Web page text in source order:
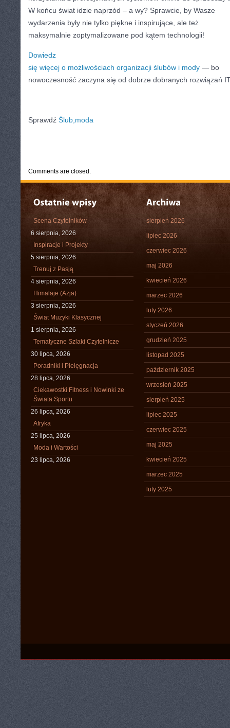
W końcu świat idzie naprzód – a wy? Sprawcie, by Wasze
wydarzenia były nie tylko piękne i inspirujące, ale też
maksymalnie zoptymalizowane pod kątem technologii!
Dowiedz
się więcej o możliwościach organizacji ślubów i mody — bo
nowoczesność zaczyna się od dobrze dobranych rozwiązań
Sprawdź Ślub,moda
Comments are closed.
Scena Czytelników
6 sierpnia, 2026
Inspiracje i Projekty
5 sierpnia, 2026
Trenuj z Pasją
4 sierpnia, 2026
Himalaje (Azja)
3 sierpnia, 2026
Świat Muzyki Klasycznej
1 sierpnia, 2026
Tematyczne Szlaki Czytelnicze
30 lipca, 2026
Poradniki i Pielęgnacja
28 lipca, 2026
Ciekawostki Fitness i Nowinki ze
Świata Sportu
26 lipca, 2026
Afryka
25 lipca, 2026
Moda i Wartości
23 lipca, 2026
sierpień 2026
lipiec 2026
czerwiec 2026
maj 2026
kwiecień 2026
marzec 2026
luty 2026
styczeń 2026
grudzień 2025
listopad 2025
październik 2025
wrzesień 2025
sierpień 2025
lipiec 2025
czerwiec 2025
maj 2025
kwiecień 2025
marzec 2025
luty 2025